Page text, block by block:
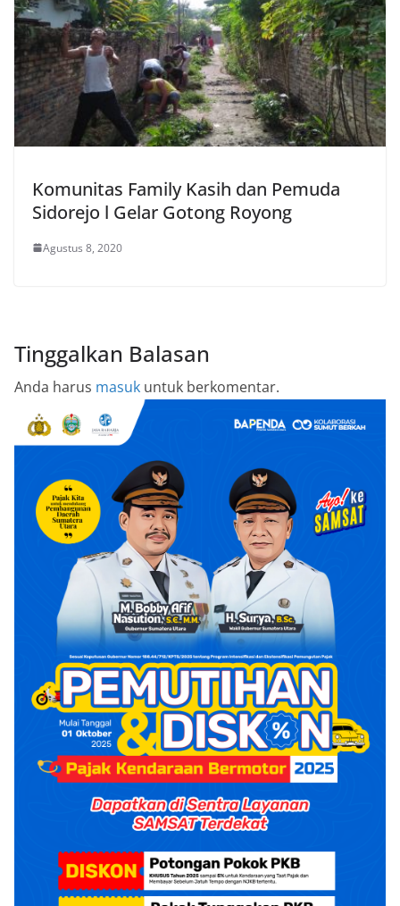
Komunitas Family Kasih dan Pemuda
Sidorejo l Gelar Gotong Royong
Agustus 8, 2020
Tinggalkan Balasan
Anda harus masuk untuk berkomentar.